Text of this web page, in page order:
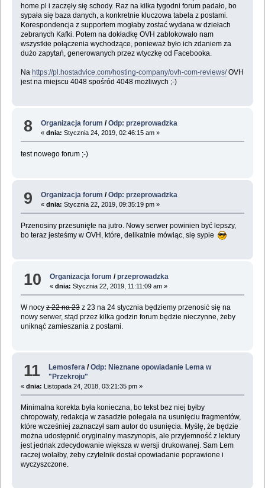
home.pl i zaczęły się schody. Raz na kilka tygodni forum padało, bo
sypała się baza danych, a konkretnie kluczowa tabela z postami.
Korespondencja z supportem mogłaby zostać wydana w dziełach
zebranych Kafki. Potem na dokładkę OVH zablokowało nam
wszystkie połączenia wychodzące, ponieważ było ich zdaniem za
dużo zapytań, generowanych przez wtyczkę od Facebooka.
Na https://pl.hostadvice.com/hosting-company/ovh-com-reviews/OVH
jest na miejscu 4048 spośród 4048 możliwych ;-)
8 Organizacja forum /Odp: przeprowadzka
«dnia: Stycznia 24, 2019, 02:46:15 am »
test nowego forum ;-)
9 Organizacja forum /Odp: przeprowadzka
«dnia: Stycznia 22, 2019, 09:35:19 pm »
Przenosiny przesunięte na jutro. Nowy serwer powinien być lepszy,
bo teraz jesteśmy w OVH, które, delikatnie mówiąc, się sypie
10 Organizacja forum /przeprowadzka
«dnia: Stycznia 22, 2019, 11:11:09 am »
W nocy z 22 na 23z 23 na 24 stycznia będziemy przenosić się na
nowy serwer, stąd przez kilka godzin forum będzie nieczynne, żeby
uniknąć zamieszania z postami.
11 Lemosfera /Odp: Nieznane opowiadanie Lema w
"Przekroju"
« dnia: Listopada 24, 2018, 03:21:35 pm »
Minimalna korekta była konieczna, bo tekst bez niej byłby
chropowaty, redakcja w zasadzie polegała na usunięciu fragmentów,
które wcześniej zaznaczył sam autor do usunięcia. Myślę, że będzie
można udostępnić oryginalny maszynopis, ale przyjemność z lektury
jest jednak zdecydowanie większa w wersji drukowanej. Sam Lem
raczej wolałby, żeby czytelnik dostał opowiadanie poprawione i
wyczyszczone.